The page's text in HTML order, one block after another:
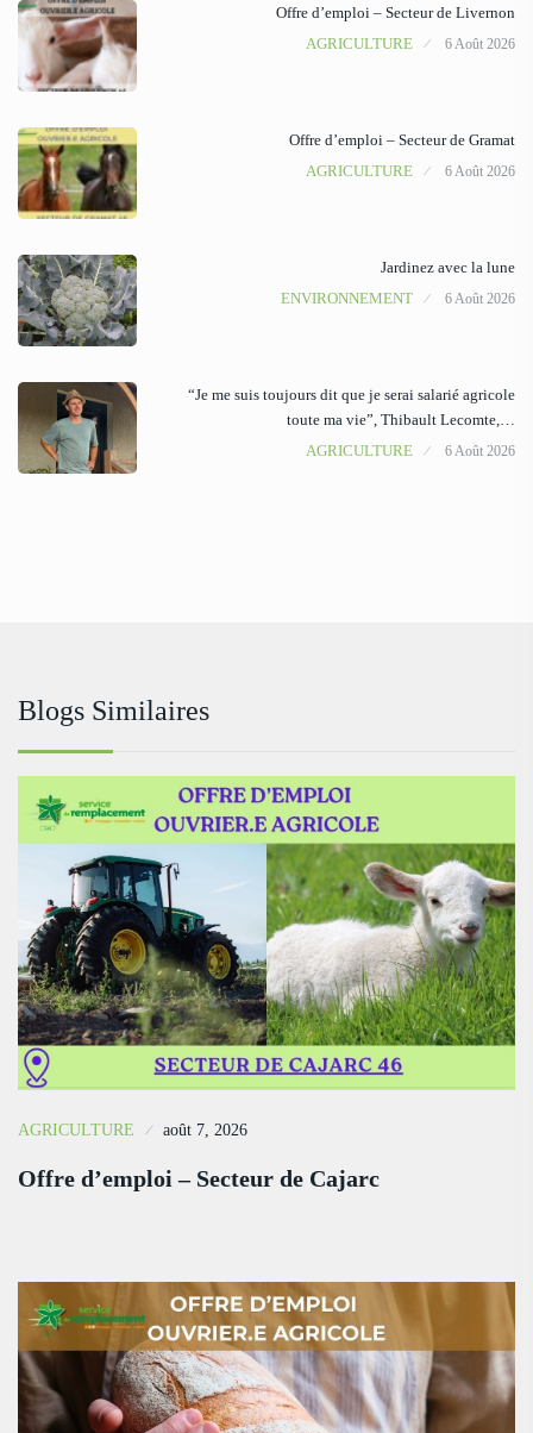
Offre d’emploi – Secteur de Livernon
AGRICULTURE
6 Août 2026
Offre d’emploi – Secteur de Gramat
AGRICULTURE
6 Août 2026
Jardinez avec la lune
ENVIRONNEMENT
6 Août 2026
“Je me suis toujours dit que je serai salarié agricole
toute ma vie”, Thibault Lecomte,…
AGRICULTURE
6 Août 2026
Blogs Similaires
AGRICULTURE août 7, 2026
Offre d’emploi – Secteur de Cajarc